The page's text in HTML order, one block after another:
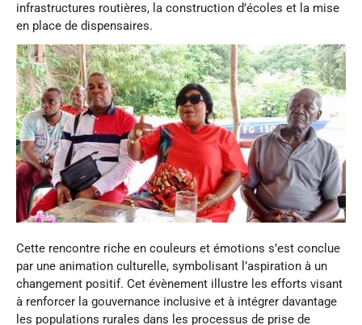
infrastructures routières, la construction d’écoles et la mise
en place de dispensaires.
Cette rencontre riche en couleurs et émotions s’est conclue
par une animation culturelle, symbolisant l’aspiration à un
changement positif. Cet évènement illustre les efforts visant
à renforcer la gouvernance inclusive et à intégrer davantage
les populations rurales dans les processus de prise de